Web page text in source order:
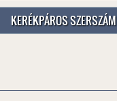
KERÉKPÁROS SZERSZÁM